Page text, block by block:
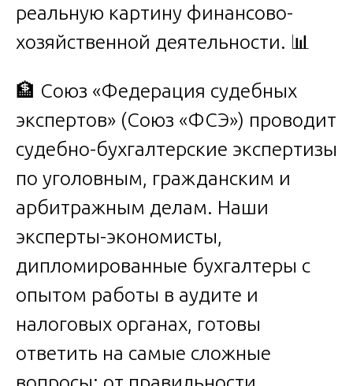
реальную картину финансово-
хозяйственной деятельности. 📊
🏦 Союз «Федерация судебных
экспертов» (Союз «ФСЭ») проводит
судебно-бухгалтерские экспертизы
по уголовным, гражданским и
арбитражным делам. Наши
эксперты-экономисты,
дипломированные бухгалтеры с
опытом работы в аудите и
налоговых органах, готовы
ответить на самые сложные